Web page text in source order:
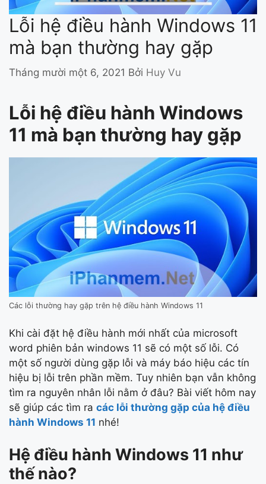
Lỗi hệ điều hành Windows 11
mà bạn thường hay gặp
Tháng mười một 6, 2021 Bởi Huy Vu
Lỗi hệ điều hành Windows
11 mà bạn thường hay gặp
Các lỗi thường hay gặp trên hệ điều hành Windows 11
Khi cài đặt hệ điều hành mới nhất của microsoft
word phiên bản windows 11 sẽ có một số lỗi. Có
một số người dùng gặp lỗi và máy báo hiệu các tín
hiệu bị lỗi trên phần mềm. Tuy nhiên bạn vẫn không
tìm ra nguyên nhân lỗi nằm ở đâu? Bài viết hôm nay
sẽ giúp các tìm ra các lỗi thường gặp của hệ điều
hành Windows 11 nhé!
Hệ điều hành Windows 11 như
thế nào?